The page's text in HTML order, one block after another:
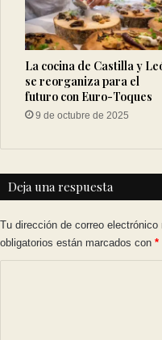
La cocina de Castilla y
se reorganiza para el
futuro con Euro-Toques
9 de octubre de 2025
Deja una respuesta
Tu dirección de correo electrónico
obligatorios están marcados con *